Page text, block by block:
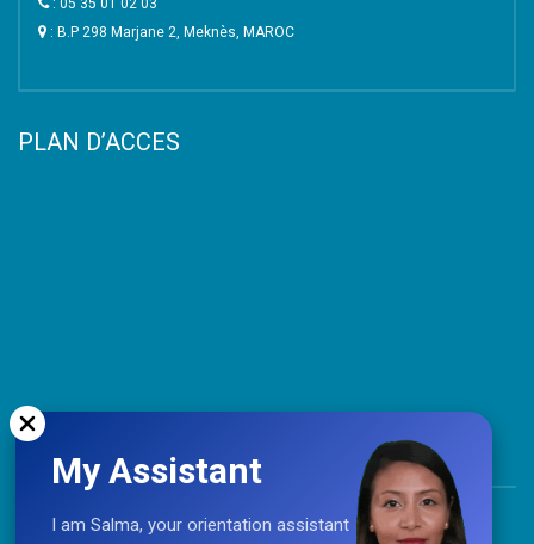
: B.P 298 Marjane 2, Meknès, MAROC
PLAN D’ACCES
TOP
My Assistant
I am Salma, your orientation assistant